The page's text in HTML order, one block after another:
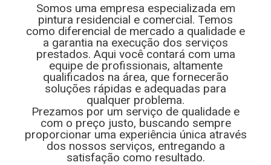
Somos uma empresa especializada em
pintura residencial e comercial. Temos
como diferencial de mercado a qualidade e
a garantia na execução dos serviços
prestados. Aqui você contará com uma
equipe de profissionais, altamente
qualificados na área, que fornecerão
soluções rápidas e adequadas para
qualquer problema.
Prezamos por um serviço de qualidade e
com o preço justo, buscando sempre
proporcionar uma experiência única através
dos nossos serviços, entregando a
satisfação como resultado.